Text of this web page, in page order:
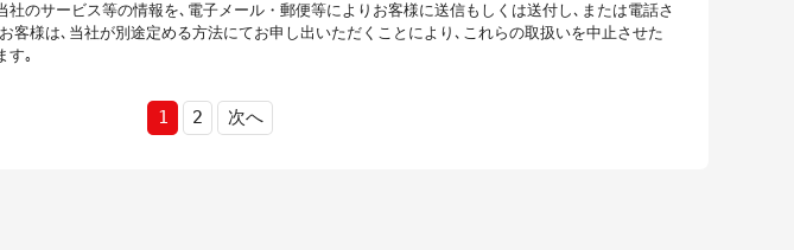
社のサービス等の情報を､電子メール・郵便等によりお客様に送信もしくは送付し､または電話さ
客様は､当社が別途定める方法にてお申し出いただくことにより､これらの取扱いを中止させた
す｡
1 2 次へ